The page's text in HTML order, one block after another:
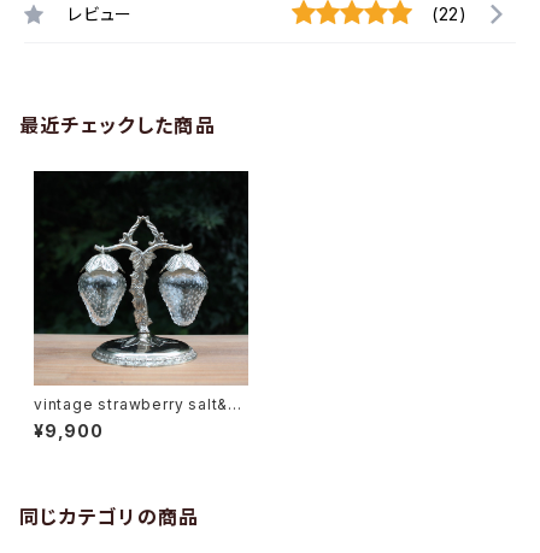
レビュー (22)
最近チェックした商品
vintage strawberry salt&p
epper
¥9,900
同じカテゴリの商品